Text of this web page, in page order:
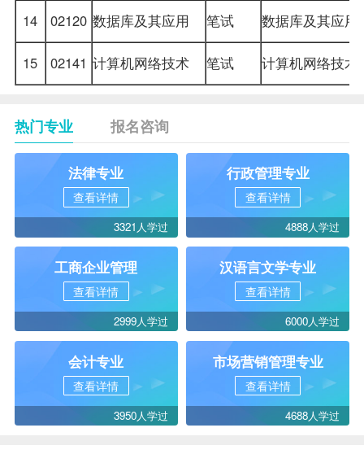
14
02120 数据库及其应用 笔试 数据库及其应用
15 02141 计算机网络技术 笔试 计算机网络技术
热门专业 报名咨询
法律专业
查看详情
3321人学过
行政管理专业
查看详情
4888人学过
工商企业管理
查看详情
2999人学过
汉语言文学专业
查看详情
6000人学过
会计专业
查看详情
3950人学过
市场营销管理专业
查看详情
4688人学过